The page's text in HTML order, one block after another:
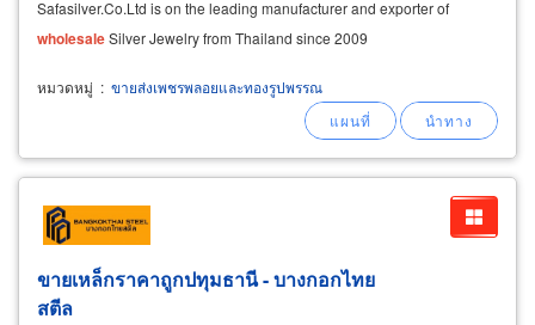
Safasilver.Co.Ltd is on the leading manufacturer and exporter of
wholesaleSilver Jewelry from Thailand since 2009
หมวดหมู่ : ขายส่งเพชรพลอยและทองรูปพรรณ
ขายเหล็กราคาถูกปทุมธานี - บางกอกไทย
สตีล